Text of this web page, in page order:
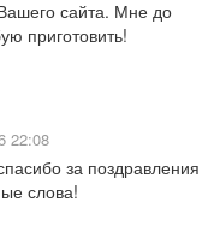
сайта. Мне до
приготовить!
22:08
за поздравления
слова!